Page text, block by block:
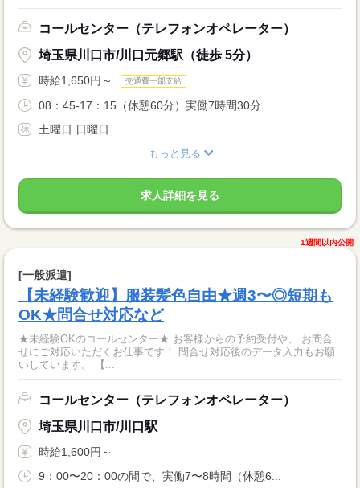
コールセンター（テレフォンオペレーター）
埼玉県川口市/川口元郷駅（徒歩 5分）
時給1,650円～ 交通費一部支給
08：45-17：15（休憩60分）実働7時間30分 ...
土曜日 日曜日
もっと見る
求人詳細を見る
1週間以内公開
[一般派遣]
【未経験歓迎】服装髪色自由★週3〜◎短期も
OK★問合せ対応など
★未経験OKのコールセンター★ お客様からの予約受付や、 お問合
せにご対応いただくお仕事です！ 問合せ対応後のデータ入力もお願
いしています。 【...
コールセンター（テレフォンオペレーター）
埼玉県川口市/川口駅
時給1,600円～
9：00〜20：00の間で、実働7〜8時間（休憩6...